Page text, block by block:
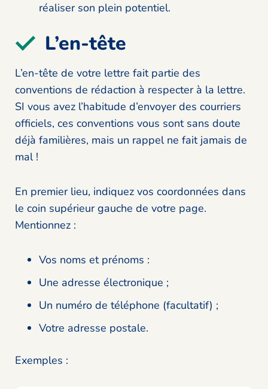
réaliser son plein potentiel.
L’en-tête
L’en-tête de votre lettre fait partie des
conventions de rédaction à respecter à la lettre.
SI vous avez l’habitude d’envoyer des courriers
officiels, ces conventions vous sont sans doute
déjà familières, mais un rappel ne fait jamais de
mal !
En premier lieu, indiquez vos coordonnées dans
le coin supérieur gauche de votre page.
Mentionnez :
Vos noms et prénoms :
Une adresse électronique ;
Un numéro de téléphone (facultatif) ;
Votre adresse postale.
Exemples :